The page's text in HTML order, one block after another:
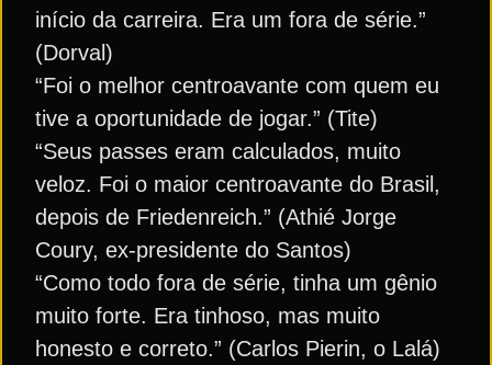
início da carreira. Era um fora de série.”
(Dorval)
“Foi o melhor centroavante com quem eu
tive a oportunidade de jogar.” (Tite)
“Seus passes eram calculados, muito
veloz. Foi o maior centroavante do Brasil,
depois de Friedenreich.” (Athié Jorge
Coury, ex-presidente do Santos)
“Como todo fora de série, tinha um gênio
muito forte. Era tinhoso, mas muito
honesto e correto.” (Carlos Pierin, o Lalá)